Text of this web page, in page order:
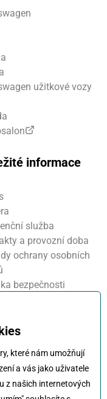
které nám umožňují
a vás jako uživatele
z našich internetových
užitkové vozy
informace
služba
a provozní doba
ochrany osobních
bezpečnosti
systém
- ukončení